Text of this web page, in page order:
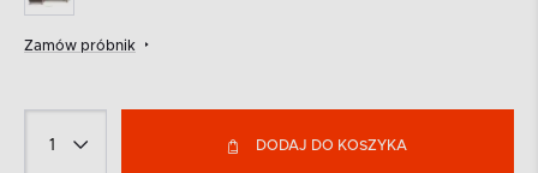
Zamów próbnik
DODAJ DO KOSZYKA